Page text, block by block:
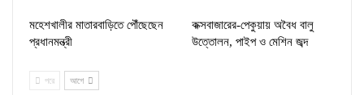
মহেশখালীর মাতারবাড়িতে পৌঁছেছেন
প্রধানমন্ত্রী
কক্সবাজারের-পেকুয়ায় অবৈধ বালু
উত্তোলন, পাইপ ও মেশিন জব্দ
পরে আগে